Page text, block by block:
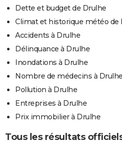
Dette et budget de Drulhe
Climat et historique météo de
Accidents à Drulhe
Délinquance à Drulhe
Inondations à Drulhe
Nombre de médecins à Drulhe
Pollution à Drulhe
Entreprises à Drulhe
Prix immobilier à Drulhe
Tous les résultats